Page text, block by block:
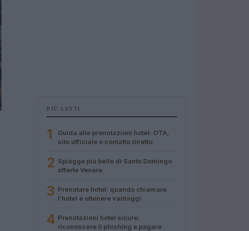
PIÙ LETTI
1
Guida alle prenotazioni hotel: OTA,
sito ufficiale o contatto diretto
2 Spiagge più belle di Santo Domingo
offerte Venere
3 Prenotare hotel: quando chiamare
l’hotel e ottenere vantaggi
4 Prenotazioni hotel sicure:
riconoscere il phishing e pagare